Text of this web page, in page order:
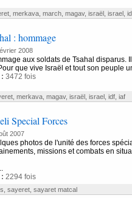
, merkava, march, magav, israël, israel,
: hommage
2008
aux soldats de Tsahal disparus.
que vive Israël et tout son peuple
3472 fois
, merkava, magav, israël, israel, idf, iaf
Special Forces
2007
photos de l'unité des forces
missions et combats en
2294 fois
sayeret, sayaret matcal